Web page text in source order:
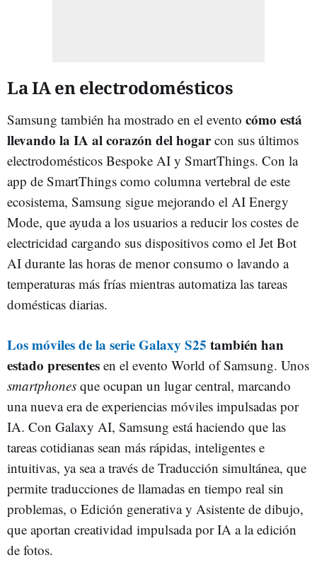
La IA en electrodomésticos
Samsung también ha mostrado en el evento cómo está
llevando la IA al corazón del hogarcon sus últimos
electrodomésticos Bespoke AI y SmartThings. Con la
app de SmartThings como columna vertebral de este
ecosistema, Samsung sigue mejorando el AI Energy
Mode, que ayuda a los usuarios a reducir los costes de
electricidad cargando sus dispositivos como el Jet Bot
AI durante las horas de menor consumo o lavando a
temperaturas más frías mientras automatiza las tareas
domésticas diarias.
Los móviles de la serie Galaxy S25 también han
estado presentes en el evento World of Samsung. Unos
smartphones que ocupan un lugar central, marcando
una nueva era de experiencias móviles impulsadas por
IA. Con Galaxy AI, Samsung está haciendo que las
tareas cotidianas sean más rápidas, inteligentes e
intuitivas, ya sea a través de Traducción simultánea, que
permite traducciones de llamadas en tiempo real sin
problemas, o Edición generativa y Asistente de dibujo,
que aportan creatividad impulsada por IA a la edición
de fotos.